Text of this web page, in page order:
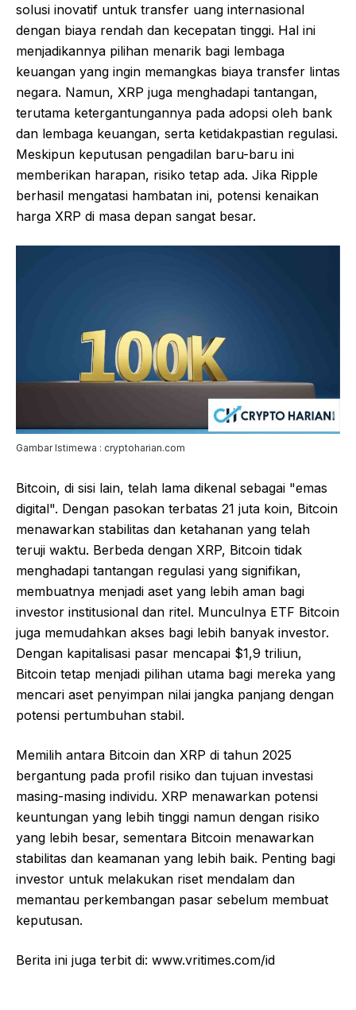
solusi inovatif untuk transfer uang internasional
dengan biaya rendah dan kecepatan tinggi. Hal ini
menjadikannya pilihan menarik bagi lembaga
keuangan yang ingin memangkas biaya transfer lintas
negara. Namun, XRP juga menghadapi tantangan,
terutama ketergantungannya pada adopsi oleh bank
dan lembaga keuangan, serta ketidakpastian regulasi.
Meskipun keputusan pengadilan baru-baru ini
memberikan harapan, risiko tetap ada. Jika Ripple
berhasil mengatasi hambatan ini, potensi kenaikan
harga XRP di masa depan sangat besar.
Gambar Istimewa : cryptoharian.com
Bitcoin, di sisi lain, telah lama dikenal sebagai "emas
digital". Dengan pasokan terbatas 21 juta koin, Bitcoin
menawarkan stabilitas dan ketahanan yang telah
teruji waktu. Berbeda dengan XRP, Bitcoin tidak
menghadapi tantangan regulasi yang signifikan,
membuatnya menjadi aset yang lebih aman bagi
investor institusional dan ritel. Munculnya ETF Bitcoin
juga memudahkan akses bagi lebih banyak investor.
Dengan kapitalisasi pasar mencapai $1,9 triliun,
Bitcoin tetap menjadi pilihan utama bagi mereka yang
mencari aset penyimpan nilai jangka panjang dengan
potensi pertumbuhan stabil.
Memilih antara Bitcoin dan XRP di tahun 2025
bergantung pada profil risiko dan tujuan investasi
masing-masing individu. XRP menawarkan potensi
keuntungan yang lebih tinggi namun dengan risiko
yang lebih besar, sementara Bitcoin menawarkan
stabilitas dan keamanan yang lebih baik. Penting bagi
investor untuk melakukan riset mendalam dan
memantau perkembangan pasar sebelum membuat
keputusan.
Berita ini juga terbit di: www.vritimes.com/id